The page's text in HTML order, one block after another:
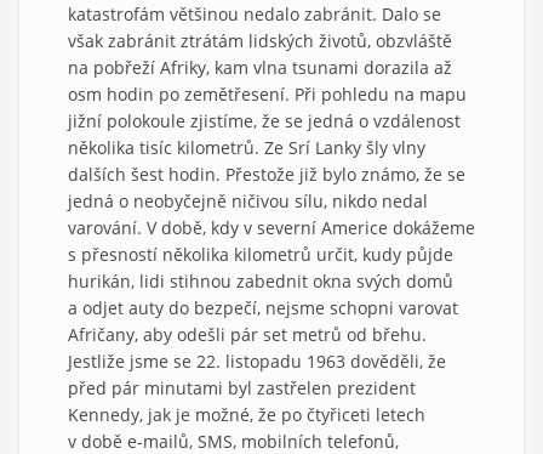
katastrofám většinou nedalo zabránit. Dalo se
však zabránit ztrátám lidských životů, obzvláště
na pobřeží Afriky, kam vlna tsunami dorazila až
osm hodin po zemětřesení. Při pohledu na mapu
jižní polokoule zjistíme, že se jedná o vzdálenost
několika tisíc kilometrů. Ze Srí Lanky šly vlny
dalších šest hodin. Přestože již bylo známo, že se
jedná o neobyčejně ničivou sílu, nikdo nedal
varování. V době, kdy v severní Americe dokážeme
s přesností několika kilometrů určit, kudy půjde
hurikán, lidi stihnou zabednit okna svých domů
a odjet auty do bezpečí, nejsme schopni varovat
Afričany, aby odešli pár set metrů od břehu.
Jestliže jsme se 22. listopadu 1963 dověděli, že
před pár minutami byl zastřelen prezident
Kennedy, jak je možné, že po čtyřiceti letech
v době e-mailů, SMS, mobilních telefonů,